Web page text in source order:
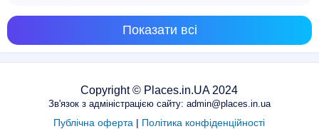
Показати всі
Copyright © Places.in.UA 2024
Зв'язок з адміністрацією сайту: admin@places.in.ua
Публічна оферта | Політика конфіденційності